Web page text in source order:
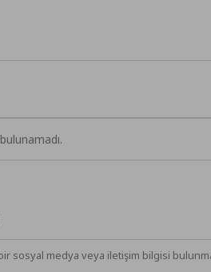
sosyal medya veya iletişim bilgisi